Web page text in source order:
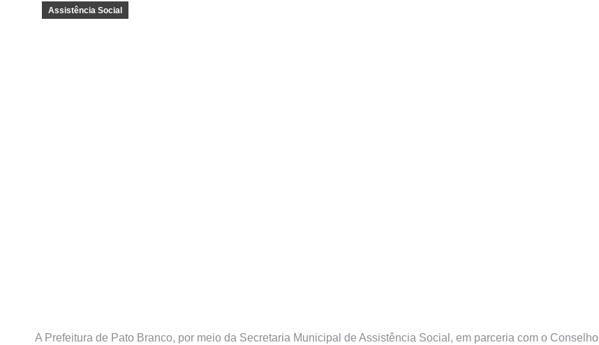
Assistência Social
A Prefeitura de Pato Branco, por meio da Secretaria Municipal de Assistência Social, em parceria com o Conselho